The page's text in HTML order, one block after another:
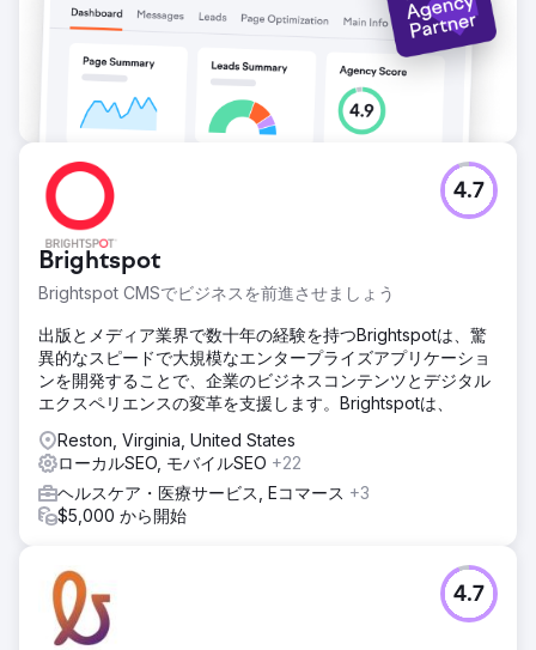
Brightspot
Brightspot CMSでビジネスを前進させましょう
4.7
出版とメディア業界で数十年の経験を持つBrightspotは、驚
異的なスピードで大規模なエンタープライズアプリケーショ
ンを開発することで、企業のビジネスコンテンツとデジタル
エクスペリエンスの変革を支援します。Brightspotは、
Reston, Virginia, United States
ローカルSEO, モバイルSEO +22
ヘルスケア・医療サービス, Eコマース +3
$5,000 から開始
4.7